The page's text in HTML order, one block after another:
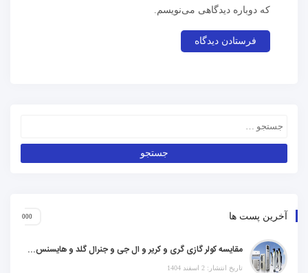
که دوباره دیدگاهی می‌نویسم.
آخرین پست ها
مقایسه کولر گازی گری و کریر و ال جی و جنرال گلد و هایسنس و مدیا و اجنرال
تاریخ انتشار: 2 اسفند 1404